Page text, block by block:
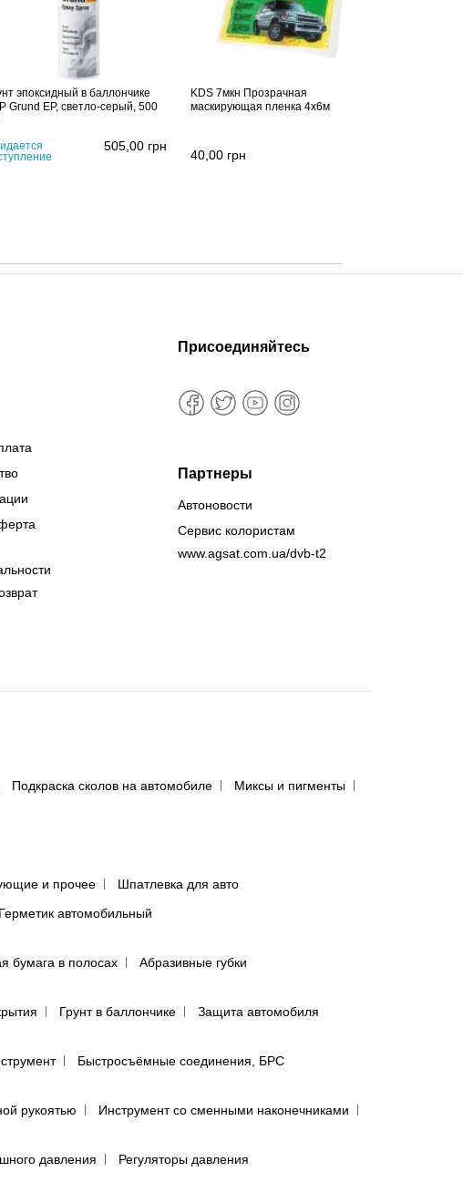
эпоксидный в баллончике
Grund EP, светло-серый, 500
505,00 грн
KDS 7мкн Прозрачная
маскирующая пленка 4х6м
40,00 грн
Присоединяйтесь
Партнеры
Автоновости
Сервис колористам
www.agsat.com.ua/dvb-t2
Подкраска сколов на автомобиле
Миксы и пигменты
и прочее
Шпатлевка для авто
Герметик автомобильный
бумага в полосах
Абразивные губки
Грунт в баллончике
Защита автомобиля
Быстросъёмные соединения, БРС
рукоятью
Инструмент со сменными наконечниками
давления
Регуляторы давления